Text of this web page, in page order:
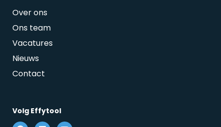
Over ons
Ons team
Vacatures
Nieuws
Contact
Volg Effytool